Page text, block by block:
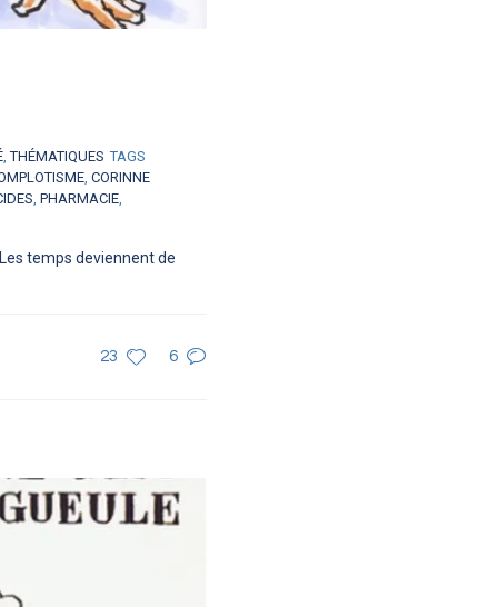
,THÉMATIQUES TAGS
, CORINNE
, PHARMACIE,
temps deviennent de
23 6